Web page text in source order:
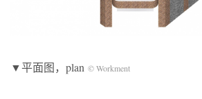
▼平面图，plan © Workment